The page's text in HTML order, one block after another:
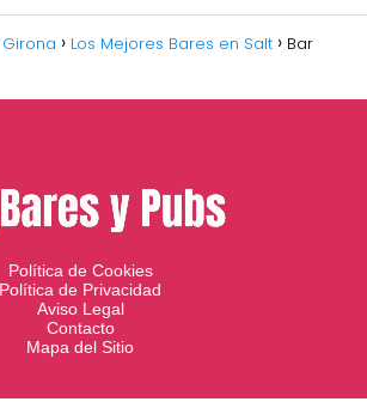
Girona Los Mejores Bares en Salt
Bar
Política de Cookies
Política de Privacidad
Aviso Legal
Contacto
Mapa del Sitio